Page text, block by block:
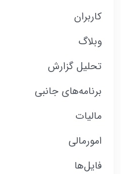
کاربران
وبلاگ
تحلیل گزارش
برنامه‌های جانبی
مالیات
امورمالی
فایل‌ها